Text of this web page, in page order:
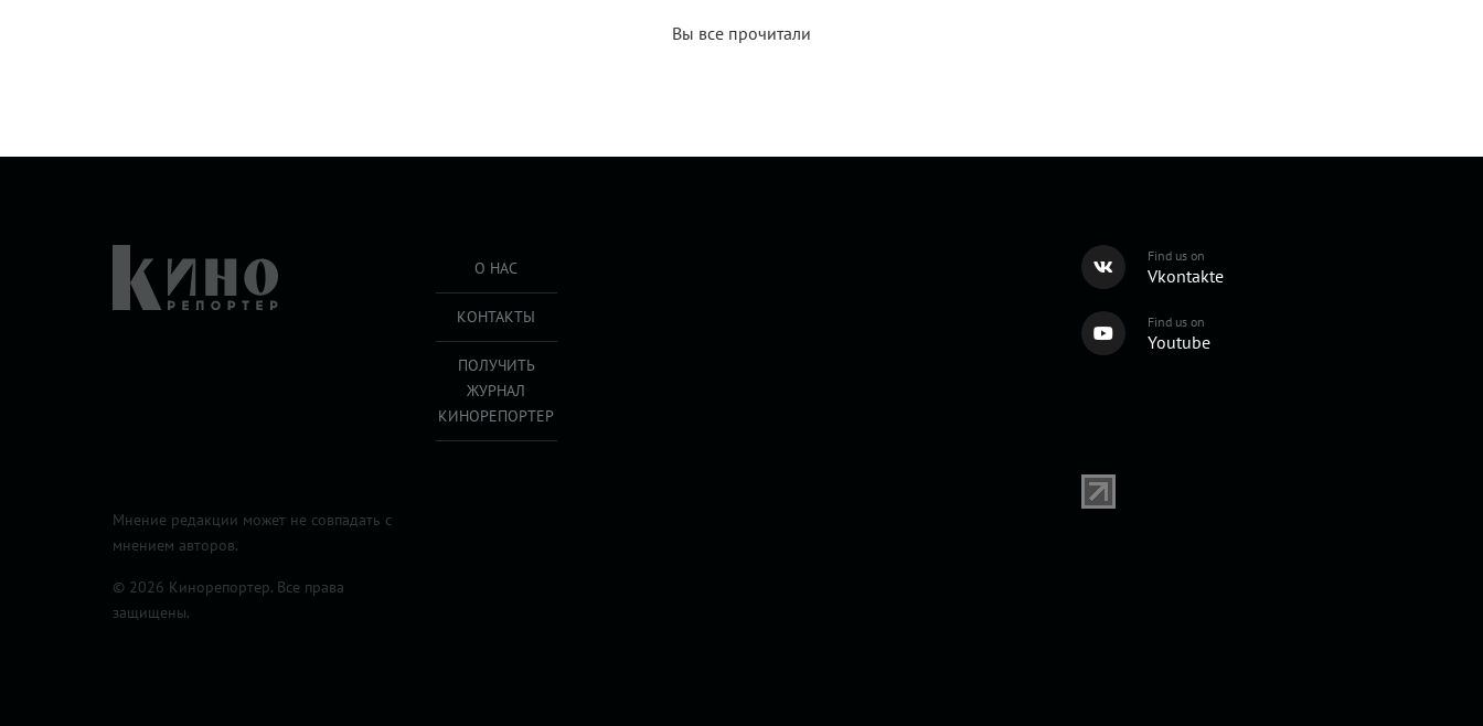
Вы все прочитали
О НАС
КОНТАКТЫ
ПОЛУЧИТЬ
ЖУРНАЛ
КИНОРЕПОРТЕР
Find us on
Vkontakte
Find us on
Youtube
Мнение редакции может не совпадать с
мнением авторов.
© 2026 Кинорепортер. Все права
защищены.